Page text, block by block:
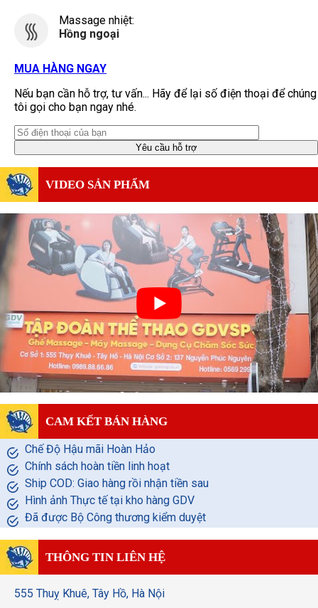
Massage nhiệt:
Hồng ngoại
MUA HÀNG NGAY
Nếu bạn cần hỗ trợ, tư vấn... Hãy để lại số điện thoại để chúng
tôi gọi cho bạn ngay nhé.
VIDEO SẢN PHẨM
CAM KẾT BÁN HÀNG
Chế Độ Hậu mãi Hoàn Hảo
Chính sách hoàn tiền linh hoạt
Ship COD: Giao hàng rồi nhận tiền sau
Hình ảnh Thực tế tại kho hàng GDV
Đã được Bộ Công thương kiểm duyệt
THÔNG TIN LIÊN HỆ
555 Thuỵ Khuê, Tây Hồ, Hà Nội